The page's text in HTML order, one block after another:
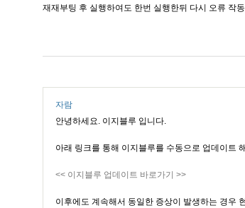
재재부팅 후 실행하여도 한번 실행한뒤 다시 오류 작
자람
안녕하세요. 이지블루 입니다.
아래 링크를 통해 이지블루를 수동으로 업데이트
<< 이지블루 업데이트 바로가기 >>
이후에도 계속해서 동일한 증상이 발생하는 경우